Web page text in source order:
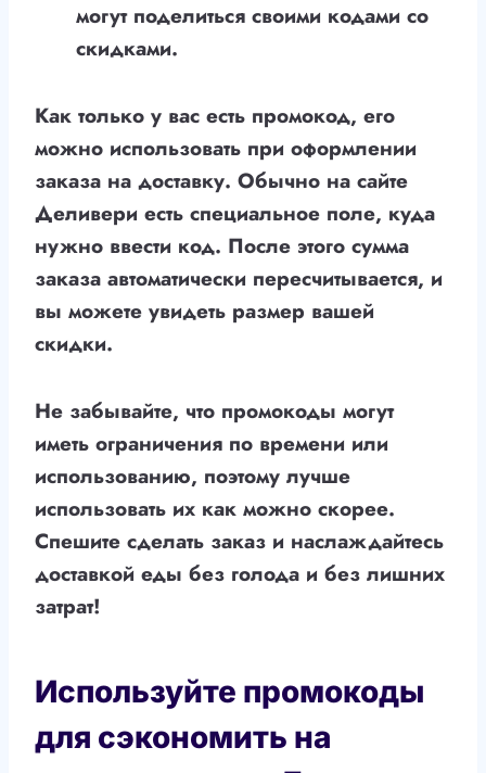
могут поделиться своими кодами со
скидками.
Как только у вас есть промокод, его
можно использовать при оформлении
заказа на доставку. Обычно на сайте
Деливери есть специальное поле, куда
нужно ввести код. После этого сумма
заказа автоматически пересчитывается, и
вы можете увидеть размер вашей
скидки.
Не забывайте, что промокоды могут
иметь ограничения по времени или
использованию, поэтому лучше
использовать их как можно скорее.
Спешите сделать заказ и наслаждайтесь
доставкой еды без голода и без лишних
затрат!
Используйте промокоды
для сэкономить на